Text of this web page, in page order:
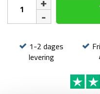
Treklife
Block 1-2 dages
levering